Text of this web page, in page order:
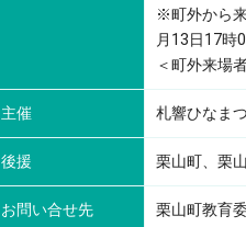
※町外から
月13日17時
＜町外来場
主催 札響ひなま
後援 栗山町、栗
お問い合せ先 栗山町教育